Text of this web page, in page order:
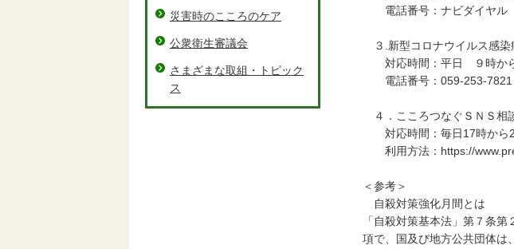
電話番号：ナビダイヤル
３.新型コロナウイルス感染
対応時間：平日 ９時か
電話番号：059-253-7821
４．こころつなぐＳＮＳ相
対応時間：毎日17時から
利用方法：https://
＜参考＞
自殺対策強化月間とは
「自殺対策基本法」第７条
項で、国及び地方公共団体は
災害時のこころのケア
公衆衛生審議会
さまざまな取組・トピック
ス